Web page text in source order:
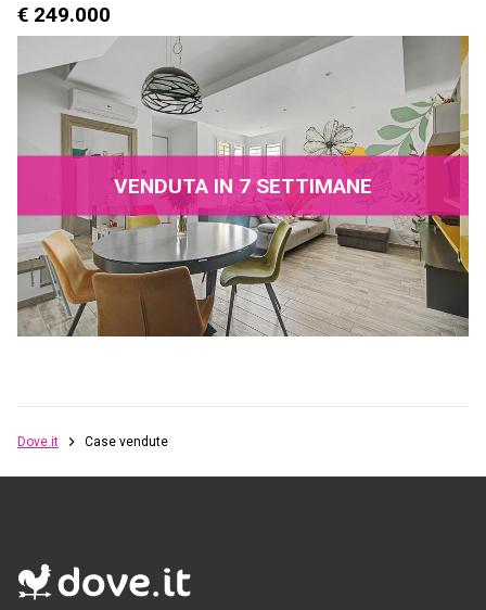
€ 249.000
VENDUTA IN 7 SETTIMANE
Dove.it Case vendute